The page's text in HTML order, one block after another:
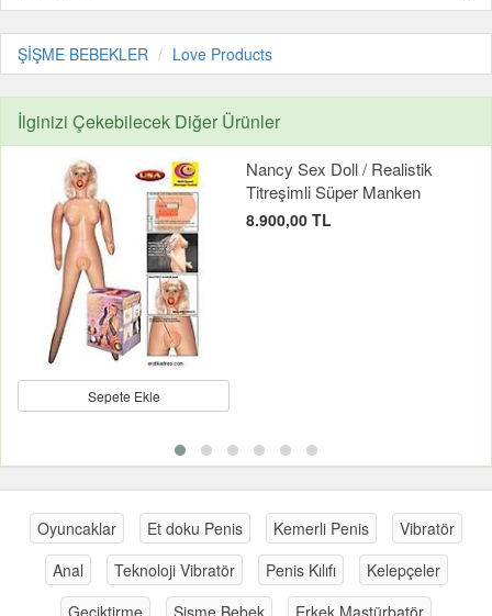
ŞİŞME BEBEKLER Love Products
İlginizi Çekebilecek Diğer Ürünler
Sepete Ekle
Nancy Sex Doll / Realistik
Titreşimli Süper Manken
8.900,00 TL
Oyuncaklar Et doku Penis Kemerli Penis
Vibratör
Anal
Teknoloji Vibratör Penis Kılıfı
Kelepçeler
Geciktirme
Şişme Bebek Erkek Mastürbatör